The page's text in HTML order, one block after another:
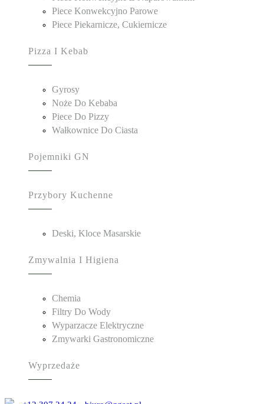
Piece Konwekcyjno Parowe
Piece Piekarnicze, Cukiernicze
Pizza I Kebab
Gyrosy
Noże Do Kebaba
Piece Do Pizzy
Wałkownice Do Ciasta
Pojemniki GN
Przybory Kuchenne
Deski, Kloce Masarskie
Zmywalnia I Higiena
Chemia
Filtry Do Wody
Wyparzacze Elektryczne
Zmywarki Gastronomiczne
Wyprzedaże